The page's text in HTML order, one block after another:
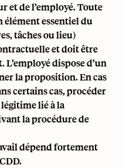
et de l’employé. Toute
essentiel du
tâches ou lieu)
et doit être
L’employé dispose d’un
la proposition. En cas
certains cas, procéder
lié à la
la procédure de
dépend fortement